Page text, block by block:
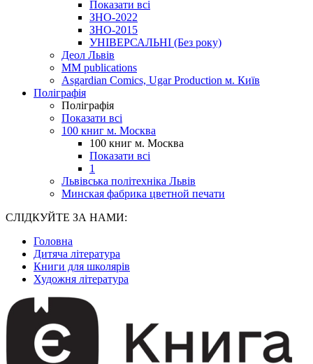
Показати всі
ЗНО-2022
ЗНО-2015
УНІВЕРСАЛЬНІ (Без року)
Деол Львів
MM publications
Asgardian Comics, Ugar Production м. Київ
Поліграфія
Поліграфія
Показати всі
100 книг м. Москва
100 книг м. Москва
Показати всі
1
Львівська політехніка Львів
Минская фабрика цветной печати
СЛІДКУЙТЕ ЗА НАМИ:
Головна
Дитяча література
Книги для школярів
Художня література